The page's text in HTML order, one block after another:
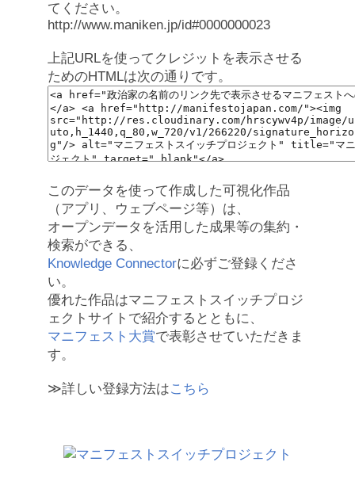
てください。
http://www.maniken.jp/id#0000000023
上記URLを使ってクレジットを表示させる
ためのHTMLは次の通りです。
このデータを使って作成した可視化作品
（アプリ、ウェブページ等）は、
オープンデータを活用した成果等の集約・
検索ができる、
Knowledge Connectorに必ずご登録くださ
い。
優れた作品はマニフェストスイッチプロジ
ェクトサイトで紹介するとともに、
マニフェスト大賞で表彰させていただきま
す。
≫詳しい登録方法はこちら